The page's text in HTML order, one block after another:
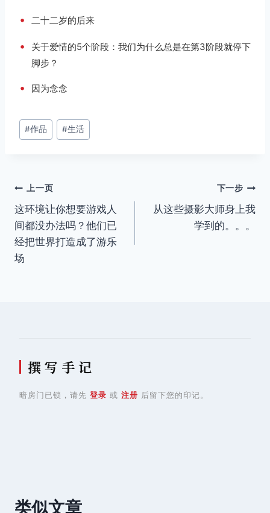
• 二十二岁的后来
•
关于爱情的5个阶段：我们为什么总是在第3阶段就停下
脚步？
• 因为念念
文
章
#作品 #生活
文
章
导
航
上一页
这环境让你想要游戏人
间都没办法吗？他们已
经把世界打造成了游乐
场
下一步
从这些摄影大师身上我
学到的。。。
撰 写 手 记
暗房门已锁，请先 登录 或 注册 后留下您的印记。
类似文章